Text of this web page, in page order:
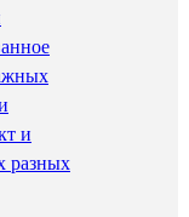
и
разных